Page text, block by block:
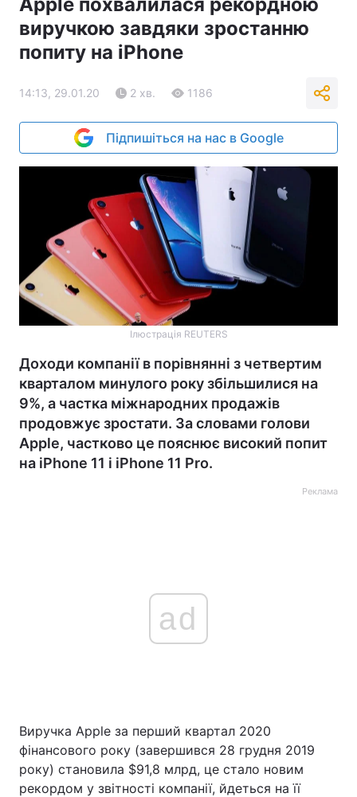
виручкою завдяки зростанню
попиту на iPhone
14:13, 29.01.20 2 хв. 1186
Підпишіться на нас в Google
Ілюстрація REUTERS
Доходи компанії в порівнянні з четвертим
кварталом минулого року збільшилися на
9%, а частка міжнародних продажів
продовжує зростати. За словами голови
Apple, частково це пояснює високий попит
на iPhone 11 і iPhone 11 Pro.
Реклама
ad
Виручка Apple за перший квартал 2020
фінансового року (завершився 28 грудня 2019
року) становила $91,8 млрд, це стало новим
рекордом у звітності компанії, йдеться на її